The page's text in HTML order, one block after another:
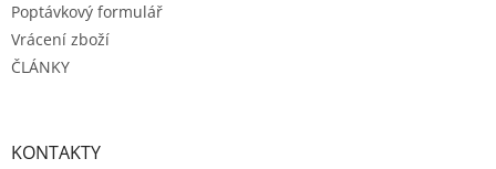
Poptávkový formulář
Vrácení zboží
ČLÁNKY
KONTAKTY